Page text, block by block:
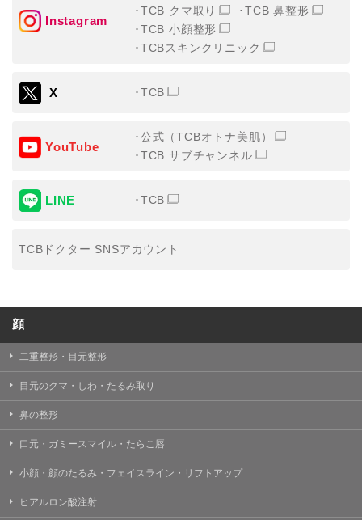
Instagram
TCB クマ取り
TCB 鼻整形
TCB 小顔整形
TCBスキンクリニック
X TCB
YouTube
公式（TCBオトナ美肌）
TCB サブチャンネル
LINE TCB
TCBドクター SNSアカウント
顔
二重整形・目元整形
目元のクマ・しわ・たるみ取り
鼻の整形
口元・ガミースマイル・たらこ唇
小顔・顔のたるみ・フェイスライン・リフトアップ
ヒアルロン酸注射